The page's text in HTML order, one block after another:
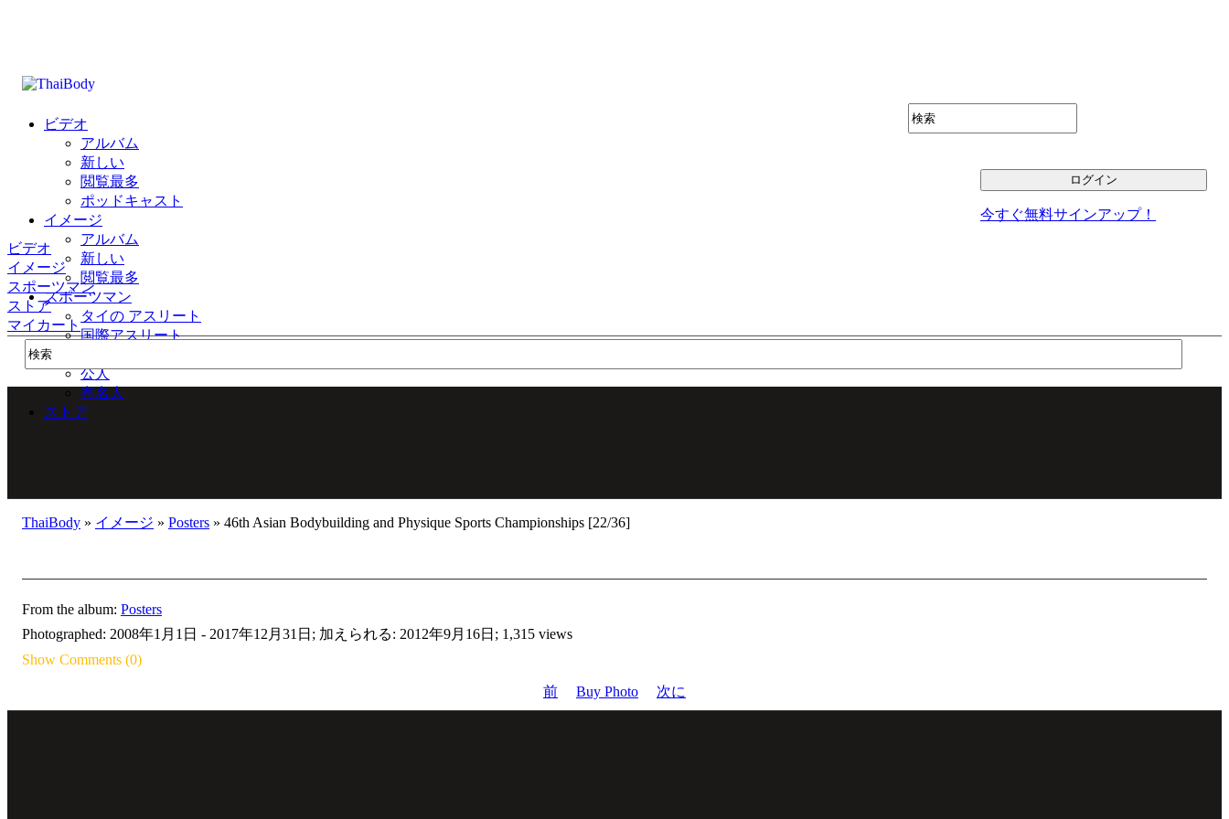
ビデオ
アルバム
新しい
閲覧最多
ポッドキャスト
イメージ
アルバム
新しい
閲覧最多
スポーツマン
タイの アスリート
国際アスリート
公人
有名人
ストア
今すぐ無料サインアップ！
ビデオ
イメージ
スポーツマン
ストア
マイカート
ThaiBody » イメージ » Posters » 46th Asian Bodybuilding and Physique Sports Championships [22/36]
From the album: Posters
Photographed: 2008年1月1日 - 2017年12月31日; 加えられる: 2012年9月16日; 1,315 views
Show Comments (0)
前 Buy Photo 次に